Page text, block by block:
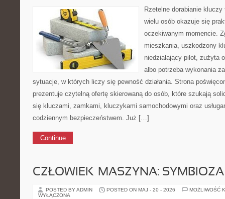
Rzetelne dorabianie
wielu osób okazuje się
oczekiwanym momencie.
mieszkania, uszkodzony
niedziałający pilot, zużyta
albo potrzeba wykonania
sytuacje, w których liczy się pewność działania. Strona
prezentuje czytelną ofertę skierowaną do osób, które szukają
się kluczami, zamkami, kluczykami samochodowymi oraz
codziennym bezpieczeństwem. Już […]
Continue
CZŁOWIEK–MASZYNA: SYMBIOZA
POSTED BY ADMIN POSTED ON MAJ - 20 - 2026
MOŻLIWOŚĆ
WYŁĄCZONA